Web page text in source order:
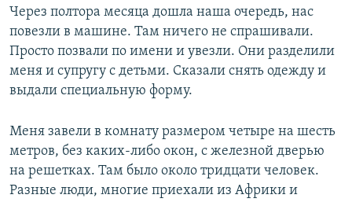
Через полтора месяца дошла наша очередь, нас
повезли в машине. Там ничего не спрашивали.
Просто позвали по имени и увезли. Они разделили
меня и супругу с детьми. Сказали снять одежду и
выдали специальную форму.
Меня завели в комнату размером четыре на шесть
метров, без каких-либо окон, с железной дверью
на решетках. Там было около тридцати человек.
Разные люди, многие приехали из Африки и